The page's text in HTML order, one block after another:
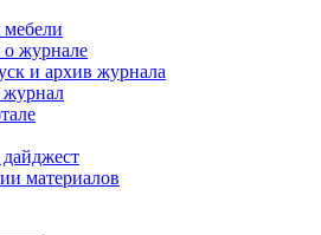
журнале
и архив журнала
материалов